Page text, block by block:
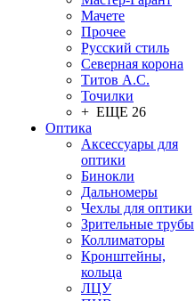
Мачете
Прочее
Русский стиль
Северная корона
Титов А.С.
Точилки
+ ЕЩЕ 26
Оптика
Аксессуары для
оптики
Бинокли
Дальномеры
Чехлы для оптики
Зрительные трубы
Коллиматоры
Кронштейны,
кольца
ЛЦУ